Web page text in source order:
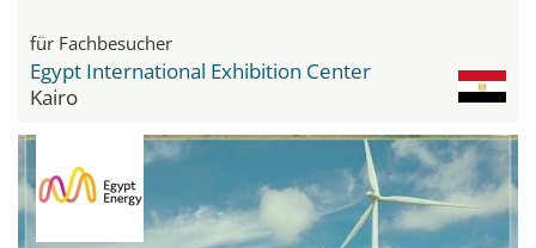
für Fachbesucher
Egypt International Exhibition Center
Kairo